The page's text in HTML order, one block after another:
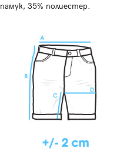
памук, 35% полиестер.